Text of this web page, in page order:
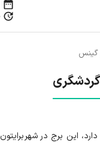
گینس
دارد، این برج در شهر